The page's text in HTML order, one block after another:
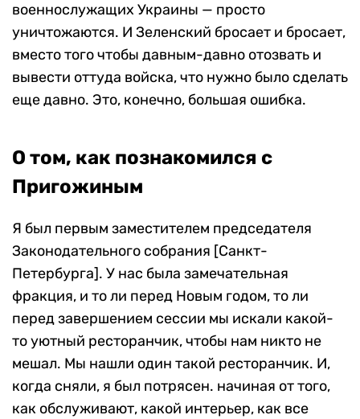
военнослужащих Украины — просто
уничтожаются. И Зеленский бросает и бросает,
вместо того чтобы давным-давно отозвать и
вывести оттуда войска, что нужно было сделать
еще давно. Это, конечно, большая ошибка.
О том, как познакомился с
Пригожиным
Я был первым заместителем председателя
Законодательного собрания [Санкт-
Петербурга]. У нас была замечательная
фракция, и то ли перед Новым годом, то ли
перед завершением сессии мы искали какой-
то уютный ресторанчик, чтобы нам никто не
мешал. Мы нашли один такой ресторанчик. И,
когда сняли, я был потрясен. начиная от того,
как обслуживают, какой интерьер, как все